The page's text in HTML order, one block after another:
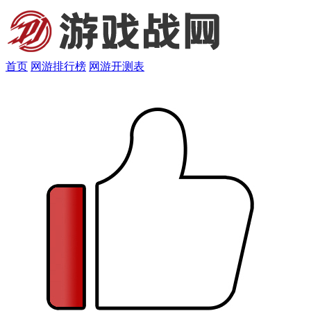
首页 网游排行榜 网游开测表